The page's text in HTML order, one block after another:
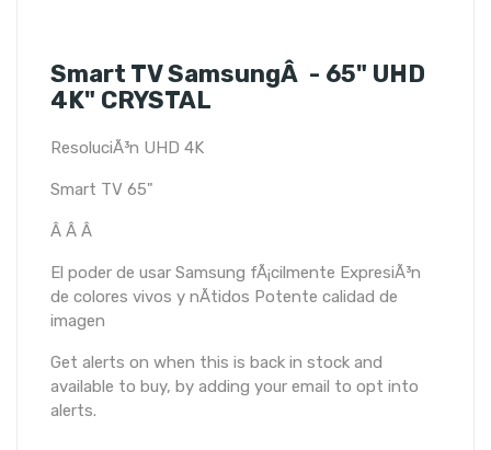
Smart TV SamsungÂ - 65" UHD
4K" CRYSTAL
ResoluciÃ³n UHD 4K
Smart TV 65"
Â Â Â
El poder de usar Samsung fÃ¡cilmente ExpresiÃ³n
de colores vivos y nÃ­tidos Potente calidad de
imagen
Get alerts on when this is back in stock and
available to buy, by adding your email to opt into
alerts.